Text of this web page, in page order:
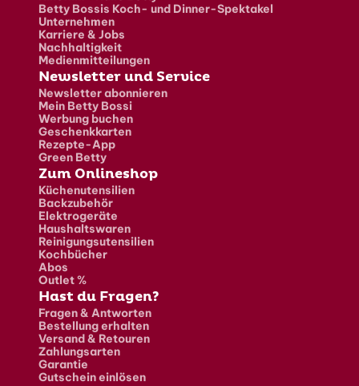
Betty Bossis Koch- und Dinner-Spektakel
Unternehmen
Karriere & Jobs
Nachhaltigkeit
Medienmitteilungen
Newsletter und Service
Newsletter abonnieren
Mein Betty Bossi
Werbung buchen
Geschenkkarten
Rezepte-App
Green Betty
Zum Onlineshop
Küchenutensilien
Backzubehör
Elektrogeräte
Haushaltswaren
Reinigungsutensilien
Kochbücher
Abos
Outlet %
Hast du Fragen?
Fragen & Antworten
Bestellung erhalten
Versand & Retouren
Zahlungsarten
Garantie
Gutschein einlösen